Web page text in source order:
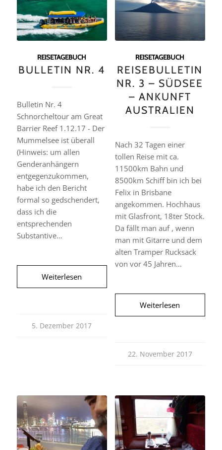
REISETAGEBUCH
BULLETIN NR. 4
Bulletin Nr. 4
Schnorcheltour am Great
Barrier Reef 1.12.17 - Der
Mummelsee ist überall
(Hinweis: um allen
Genderanhängern
entgegenzukommen,
habe ich den Bericht
formal so gedschendert,
dass ich die
entsprechenden
Substantive…
Weiterlesen
5. Dezember 2017
REISETAGEBUCH
REISEBULLETIN
NR. 3 – SÜDSEE
– ANKUNFT
AUSTRALIEN
Nach 32 Tagen einer
tollen Reise mit ca.
11500km Bahn und
8500km Schiff bin ich bei
Felix in Brisbane
angekommen. Hochhaus
mit Glasfront, 18ter Stock.
Da fällt man auf , wenn
man mit Gitarre und dem
alten Tramper Rucksack
von vor 45 Jahren…
Weiterlesen
22. November 2017